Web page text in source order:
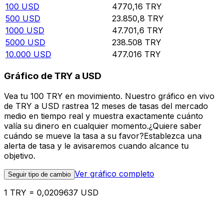
100 USD 4770,16 TRY
500 USD 23.850,8 TRY
1000 USD 47.701,6 TRY
5000 USD 238.508 TRY
10.000 USD 477.016 TRY
Gráfico de TRY a USD
Vea tu 100 TRY en movimiento. Nuestro gráfico en vivo
de TRY a USD rastrea 12 meses de tasas del mercado
medio en tiempo real y muestra exactamente cuánto
valía su dinero en cualquier momento.¿Quiere saber
cuándo se mueve la tasa a su favor?Establezca una
alerta de tasa y le avisaremos cuando alcance tu
objetivo.
Seguir tipo de cambio Ver gráfico completo
1 TRY = 0,0209637 USD